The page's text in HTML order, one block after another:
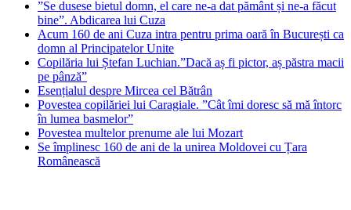
”Se dusese bietul domn, el care ne-a dat pământ și ne-a făcut
bine”. Abdicarea lui Cuza
Acum 160 de ani Cuza intra pentru prima oară în București ca
domn al Principatelor Unite
Copilăria lui Ștefan Luchian.”Dacă aș fi pictor, aș păstra macii
pe pânză”
Esențialul despre Mircea cel Bătrân
Povestea copilăriei lui Caragiale. ”Cât îmi doresc să mă întorc
în lumea basmelor”
Povestea multelor prenume ale lui Mozart
Se împlinesc 160 de ani de la unirea Moldovei cu Țara
Românească